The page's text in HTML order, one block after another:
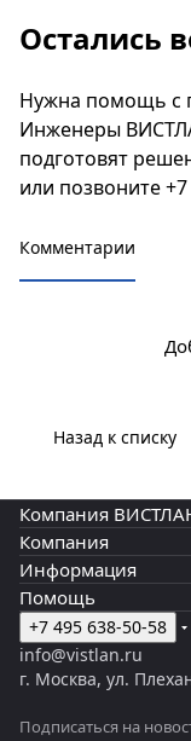
Остались
Нужна помощь с
Инженеры
подготовят
или позвоните
Комментарии
Назад к списку
Компания
Компания
Информация
Помощь
+7 495 638-50-58
info@vistlan.ru
г. Москва, ул.
Подписаться на